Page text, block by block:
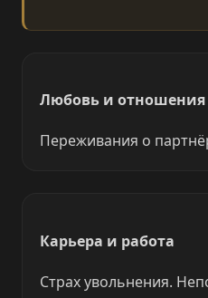
Любовь и отношения
Переживания о
Карьера и работа
Страх увольнения.